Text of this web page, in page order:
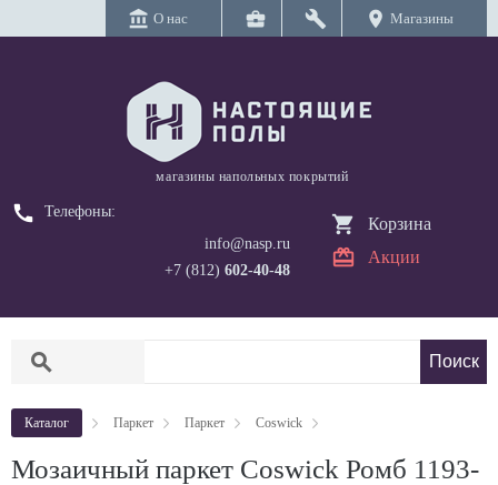
account_balance О нас business_center build location_on Магазины
магазины напольных покрытий
call
Телефоны:
info@nasp.ru
+7 (812) 602-40-48
Корзина
Акции
search
Каталог Паркет Паркет Coswick
Мозаичный паркет Coswick Ромб 1193-